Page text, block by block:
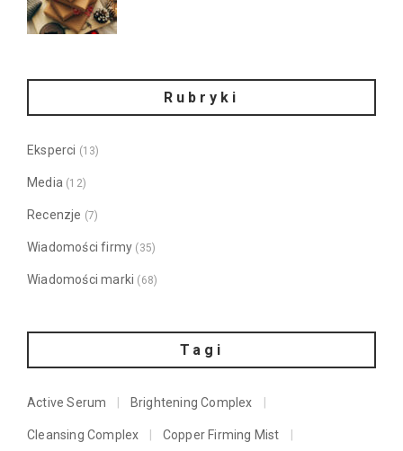
Rubryki
Eksperci (13)
Media (12)
Recenzje (7)
Wiadomości firmy (35)
Wiadomości marki (68)
Tagi
Active Serum Brightening Complex
Cleansing Complex Copper Firming Mist